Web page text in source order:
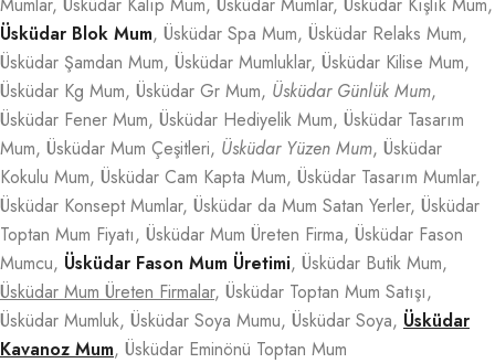
Üsküdar Blok Mum, Üsküdar Spa Mum, Üsküdar Relaks Mum,
Üsküdar Şamdan Mum, Üsküdar Mumluklar, Üsküdar Kilise Mum,
Üsküdar Kg Mum, Üsküdar Gr Mum, Üsküdar Günlük Mum,
Üsküdar Fener Mum, Üsküdar Hediyelik Mum, Üsküdar Tasarım
Mum, Üsküdar Mum Çeşitleri, Üsküdar Yüzen Mum, Üsküdar
Kokulu Mum, Üsküdar Cam Kapta Mum, Üsküdar Tasarım Mumlar,
Üsküdar Konsept Mumlar, Üsküdar da Mum Satan Yerler, Üsküdar
Toptan Mum Fiyatı, Üsküdar Mum Üreten Firma, Üsküdar Fason
Mumcu, Üsküdar Fason Mum Üretimi, Üsküdar Butik Mum,
Üsküdar Mum Üreten Firmalar, Üsküdar Toptan Mum Satışı,
Üsküdar Mumluk, Üsküdar Soya Mumu, Üsküdar Soya, Üsküdar
Kavanoz Mum, Üsküdar Eminönü Toptan Mum